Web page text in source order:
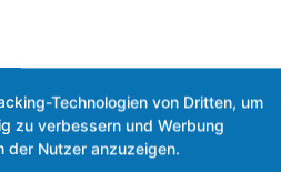
Technologien von Dritten, um
zu verbessern und Werbung
der Nutzer anzuzeigen.